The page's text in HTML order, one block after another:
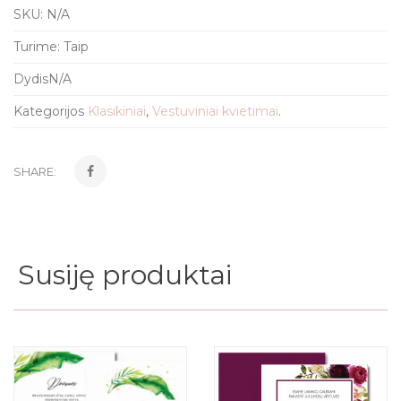
SKU: N/A
Turime: Taip
DydisN/A
Kategorijos Klasikiniai, Vestuviniai kvietimai.
SHARE:
Susiję produktai